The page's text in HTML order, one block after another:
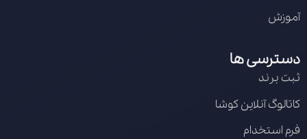
آموزش
دسترسی ها
ثبت برند
کاتالوگ آنلاین کوشا
فرم استخدام